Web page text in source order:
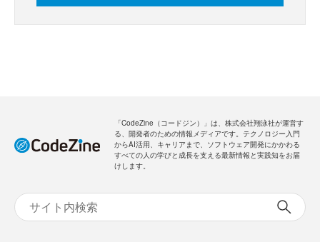
「CodeZine（コードジン）」は、株式会社翔泳社が運営す
る、開発者のための情報メディアです。テクノロジー入門
からAI活用、キャリアまで、ソフトウェア開発にかかわる
すべての人の学びと成長を支える最新情報と実践知をお届
けします。